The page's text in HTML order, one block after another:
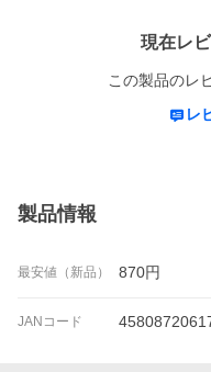
現在レ
この製品のレ
レ
製品情報
最安値（新品） 870円
JANコード